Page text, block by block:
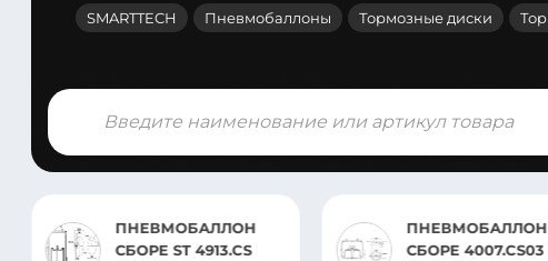
SMARTTECH Пневмобаллоны Тормозные диски
Поиск
товаров
ПНЕВМОБАЛЛОН
СБОРЕ ST 4913.CS
ПНЕВМОБАЛЛОН В
СБОРЕ 4007.CS03